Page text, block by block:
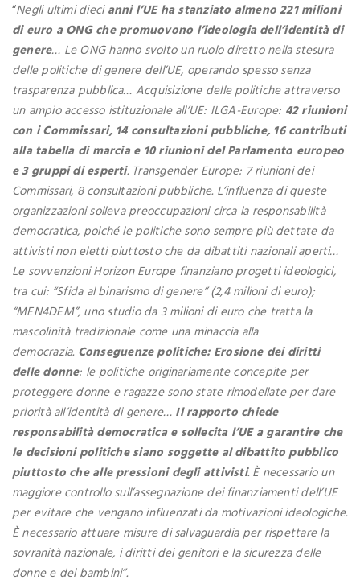
“Negli ultimi diecianni l’UE ha stanziato almeno 221 milioni
di euro a ONG che promuovono l’ideologia dell’identità di
genere… Le ONG hanno svolto un ruolo diretto nella stesura
delle politiche di genere dell’UE, operando spesso senza
trasparenza pubblica… Acquisizione delle politiche attraverso
un ampio accesso istituzionale all’UE: ILGA-Europe: 42 riunioni
con i Commissari, 14 consultazioni pubbliche, 16 contributi
alla tabella di marcia e 10 riunioni del Parlamento europeo
e 3 gruppi di esperti. Transgender Europe: 7 riunioni dei
Commissari, 8 consultazioni pubbliche. L’influenza di queste
organizzazioni solleva preoccupazioni circa la responsabilità
democratica, poiché le politiche sono sempre più dettate da
attivisti non eletti piuttosto che da dibattiti nazionali aperti…
Le sovvenzioni Horizon Europe finanziano progetti ideologici,
tra cui: “Sfida al binarismo di genere” (2,4 milioni di euro);
“MEN4DEM”, uno studio da 3 milioni di euro che tratta la
mascolinità tradizionale come una minaccia alla
democrazia. Conseguenze politiche: Erosione dei diritti
delle donne: le politiche originariamente concepite per
proteggere donne e ragazze sono state rimodellate per dare
priorità all’identità di genere… Il rapporto chiede
responsabilità democratica e sollecita l’UE a garantire che
le decisioni politiche siano soggette al dibattito pubblico
piuttosto che alle pressioni degli attivisti. È necessario un
maggiore controllo sull’assegnazione dei finanziamenti dell’UE
per evitare che vengano influenzati da motivazioni ideologiche.
È necessario attuare misure di salvaguardia per rispettare la
sovranità nazionale, i diritti dei genitori e la sicurezza delle
donne e dei bambini”.